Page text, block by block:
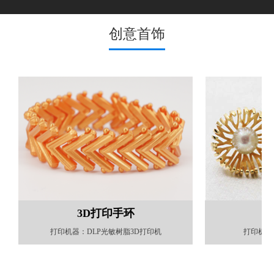
创意首饰
3D打印手环
打印机器：DLP光敏树脂3D打印机 打印机